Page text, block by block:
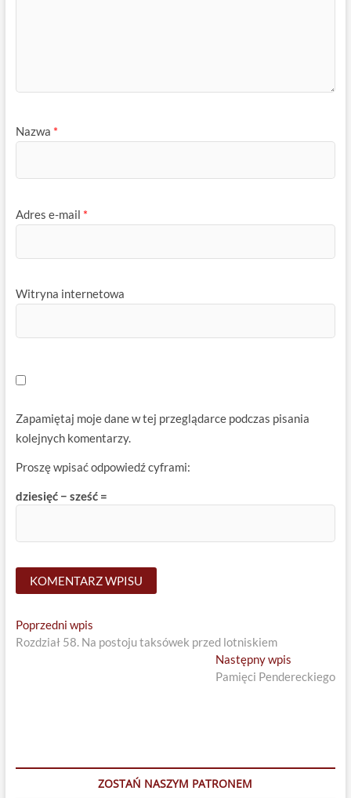
Nazwa *
Adres e-mail *
Witryna internetowa
Zapamiętaj moje dane w tej przeglądarce podczas pisania
kolejnych komentarzy.
Proszę wpisać odpowiedź cyframi:
dziesięć − sześć =
Nawigacja
wpisu
Poprzedni wpisPrevious
post:
Rozdział 58. Na postoju taksówek przed lotniskiem
Następny wpis
post:
Pamięci Pendereckiego
ZOSTAŃ NASZYM PATRONEM